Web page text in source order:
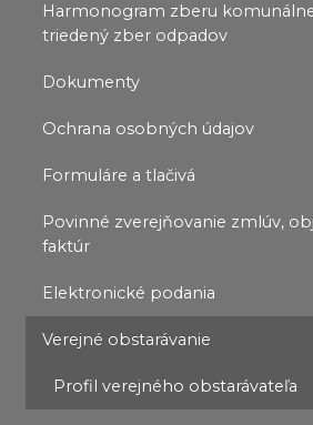
Harmonogram zberu
triedený zber odpadov
Dokumenty
Ochrana osobných údajov
Formuláre a tlačivá
Povinné zverejňovanie zmlúv,
faktúr
Elektronické podania
Verejné obstarávanie
Profil verejného obstarávateľa